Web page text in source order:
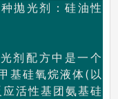
抛光剂：硅油性
剂配方中是一个
基硅氧烷液体(以
活性基团氨基硅